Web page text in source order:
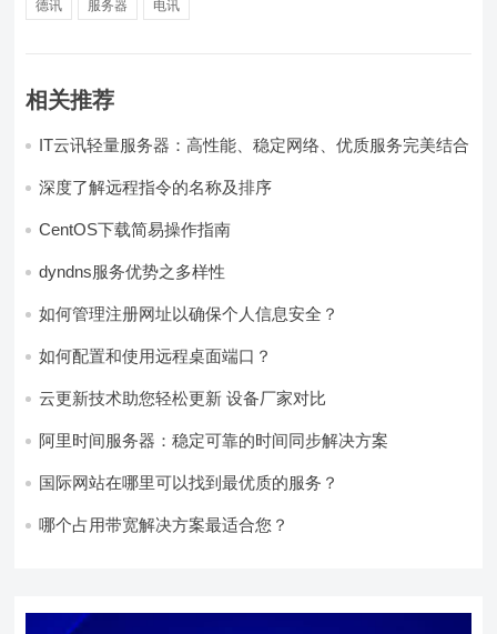
德讯 服务器 电讯
相关推荐
IT云讯轻量服务器：高性能、稳定网络、优质服务完美结合
深度了解远程指令的名称及排序
CentOS下载简易操作指南
dyndns服务优势之多样性
如何管理注册网址以确保个人信息安全？
如何配置和使用远程桌面端口？
云更新技术助您轻松更新 设备厂家对比
阿里时间服务器：稳定可靠的时间同步解决方案
国际网站在哪里可以找到最优质的服务？
哪个占用带宽解决方案最适合您？